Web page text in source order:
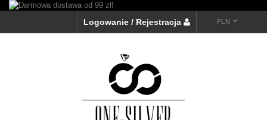
PLN
Logowanie / Rejestracja